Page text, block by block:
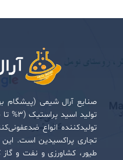
تولیدکننده انواع
تجاری پراکسیدین است.
طیور، کشاورزی و نفت و گاز